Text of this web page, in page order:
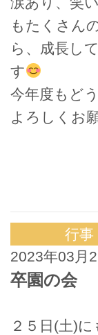
もたくさん
ら、成長し
す
今年度もど
よろしくお
行事
2023年03月
卒園の会
２５日(土)